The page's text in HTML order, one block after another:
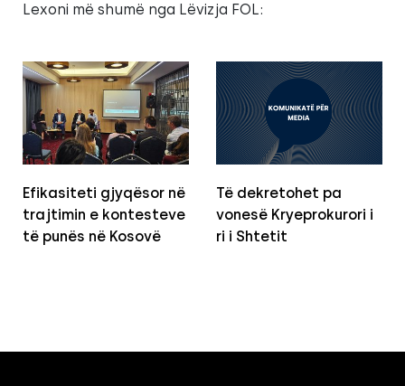
Lexoni më shumë nga Lëvizja FOL:
Efikasiteti gjyqësor në
trajtimin e kontesteve
të punës në Kosovë
Të dekretohet pa
vonesë Kryeprokurori i
ri i Shtetit